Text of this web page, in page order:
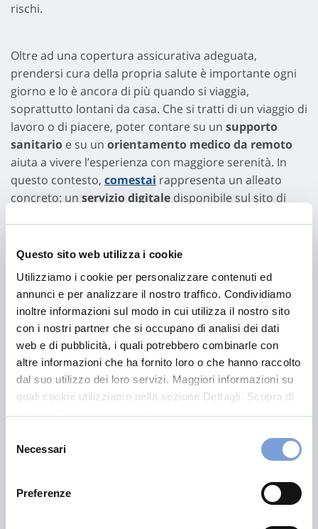
Questo sito web utilizza i cookie
Utilizziamo i cookie per personalizzare contenuti ed
annunci e per analizzare il nostro traffico. Condividiamo
inoltre informazioni sul modo in cui utilizza il nostro sito
con i nostri partner che si occupano di analisi dei dati
web e di pubblicità, i quali potrebbero combinarle con
altre informazioni che ha fornito loro o che hanno raccolto
dal suo utilizzo dei loro servizi. Maggiori informazioni su
quali cookie utilizziamo nella sezione Dettagli. Scopra di
più su chi siamo, come può contattarci e come trattiamo i
può trovare nel footer del sito nella sezione "Informativa
delNecessari
Preferenze
rischi.
Oltre ad una copertura assicurativa adeguata,
prendersi cura della propria salute è importante ogni
giorno e lo è ancora di più quando si viaggia,
soprattutto lontani da casa. Che si tratti di un viaggio di
lavoro o di piacere, poter contare su un supporto
sanitario e su un orientamento medico da remoto
aiuta a vivere l’esperienza con maggiore serenità. In
questo contesto, comestai rappresenta un alleato
concreto: un servizio digitale disponibile sul sito di
assistenza sempre accessibili. Puoi approfondire il
Quanto costa
l’assicurazione viaggio per
gli USA?
Ilcosto dell’assicurazione sanitaria viaggio per gli
viaggio, coperture scelte, massimali previsti ed età del
viaggiatore. Indicativamente, i prezzi partono da30-70
garanzie aggiuntive richieste.